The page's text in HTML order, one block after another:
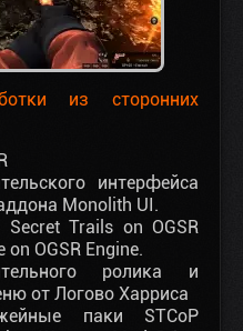
из сторонних
интерфейса
Monolith UI.
Secret Trails on OGSR
on OGSR Engine.
ролика и
от Логово Харриса
паки STCoP